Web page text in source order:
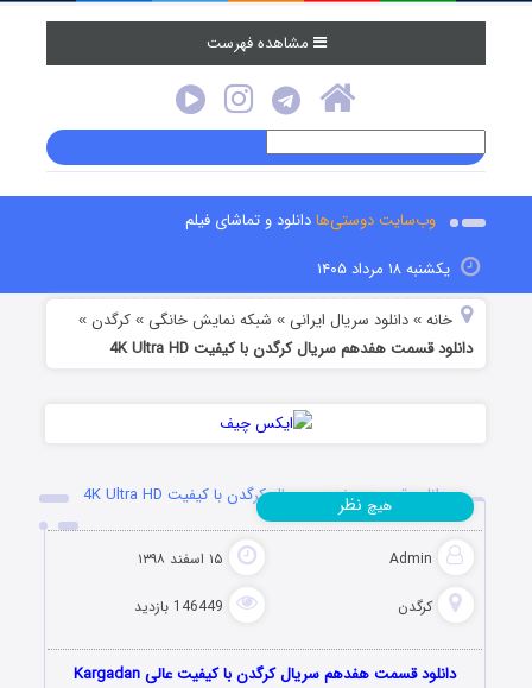
مشاهده فهرست
وب‌سایت دوستی‌هادانلود و تماشای فیلم
یکشنبه ۱۸ مرداد ۱۴۰۵
خانه »دانلود سریال ایرانی » شبکه نمایش خانگی »کرگدن »
دانلود قسمت هفدهم سریال کرگدن با کیفیت 4K Ultra HD
دانلود قسمت هفدهم سریال کرگدن با کیفیت 4K Ultra HD
Admin ۱۵ اسفند ۱۳۹۸
کرگدن 146449 بازدید
هیچ نظر
دانلود قسمت هفدهم سریال کرگدن با کیفیت عالی Kargadan